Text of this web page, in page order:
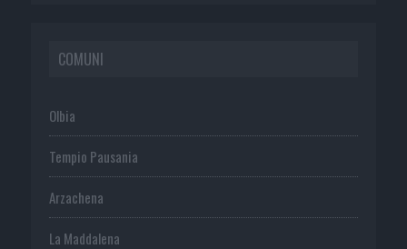
COMUNI
Olbia
Tempio Pausania
Arzachena
La Maddalena